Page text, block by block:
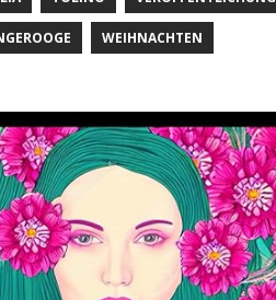
WEIHNACHTEN